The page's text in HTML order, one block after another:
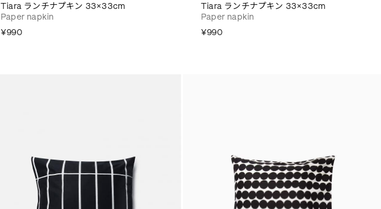
Tiara ランチナプキン 33×33cm
Paper napkin
¥990
Tiara ランチナプキン 33×33cm
Paper napkin
¥990